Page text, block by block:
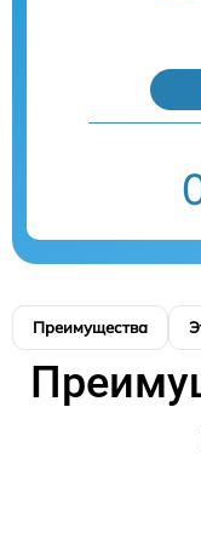
Преимущества